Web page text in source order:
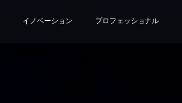
イノベーション プロフェッショナル